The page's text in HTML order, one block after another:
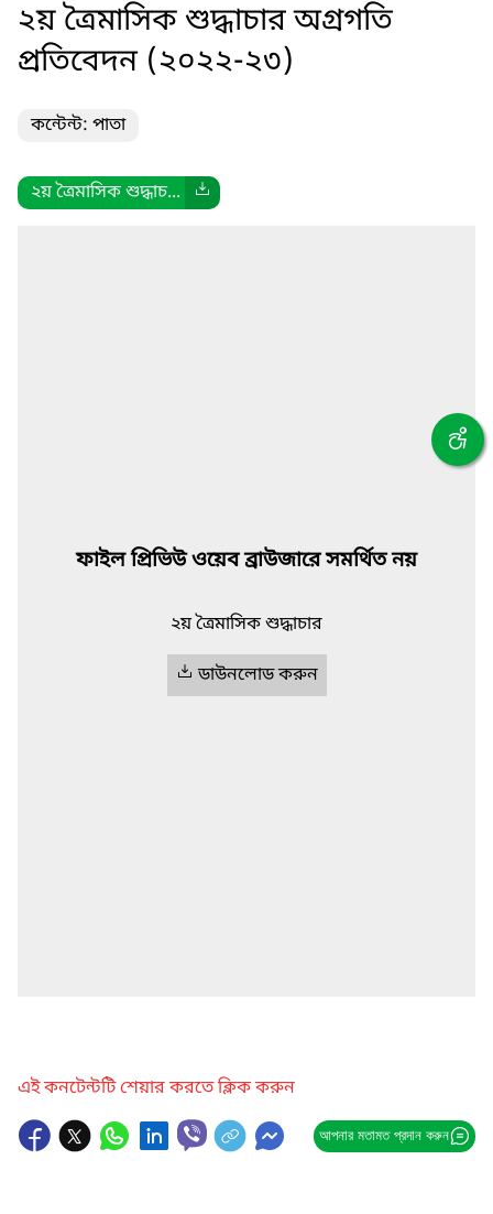
২য় ত্রৈমাসিক শুদ্ধাচার অগ্রগতি
প্রতিবেদন (২০২২-২৩)
কন্টেন্ট: পাতা
২য় ত্রৈমাসিক শুদ্ধাচ...
ফাইল প্রিভিউ ওয়েব ব্রাউজারে সমর্থিত নয়
২য় ত্রৈমাসিক শুদ্ধাচার
ডাউনলোড করুন
এই কনটেন্টটি শেয়ার করতে ক্লিক করুন
আপনার মতামত প্রদান করুন